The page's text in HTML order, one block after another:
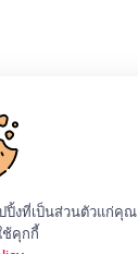
ปิ้งที่เป็นส่วนตัวแก่คุณ
ช้คุกกี้